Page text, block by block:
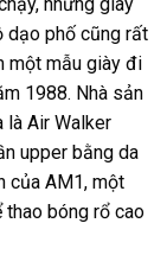
nhưng giày
dạo phố cũng rất
một mẫu giày đi
1988. Nhà sản
là Air Walker
upper bằng da
của AM1, một
bóng rổ cao